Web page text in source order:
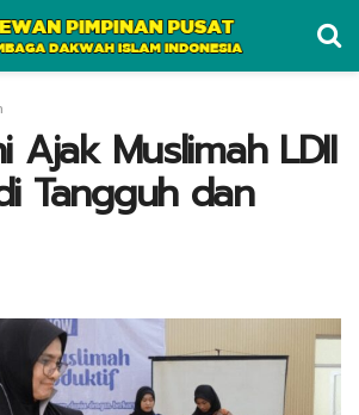
Ajak Muslimah LDII
Tangguh dan